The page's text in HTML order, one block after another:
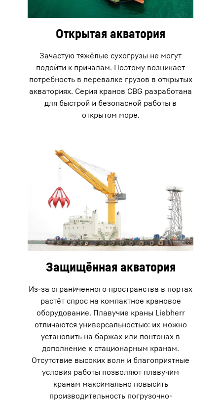
Открытая акватория
Зачастую тяжёлые сухогрузы не могут
подойти к причалам. Поэтому возникает
потребность в перевалке грузов в открытых
акваториях. Серия кранов CBG разработана
для быстрой и безопасной работы в
открытом море.
Защищённая акватория
Из-за ограниченного пространства в портах
растёт спрос на компактное крановое
оборудование. Плавучие краны Liebherr
отличаются универсальностью: их можно
установить на баржах или понтонах в
дополнение к стационарным кранам.
Отсутствие высоких волн и благоприятные
условия работы позволяют плавучим
кранам максимально повысить
производительность погрузочно-